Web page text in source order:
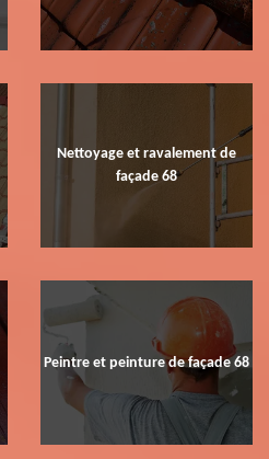
Nettoyage et ravalement de
façade 68
Peintre et peinture de façade 68